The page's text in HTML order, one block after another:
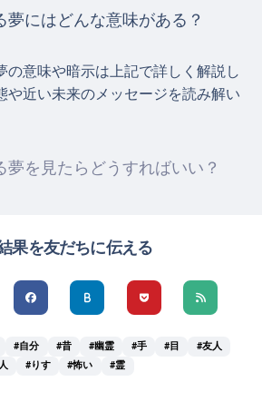
夢にはどんな意味がある？
の意味や暗示は上記で詳しく解説し
や近い未来のメッセージを読み解い
夢を見たらどうすればいい？
果を友だちに伝える
#自分 #昔 #幽霊 #手 #目
#友人
#りす #怖い #霊